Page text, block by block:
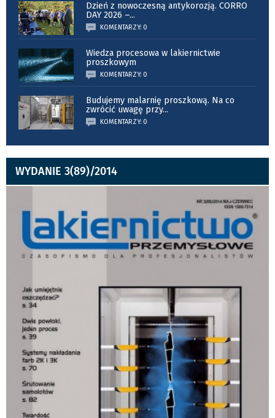
Dzień z nowoczesną antykorozją. CORRO
DAY 2026 –...
KOMENTARZY: 0
Wiedza procesowa w lakiernictwie
proszkowym
KOMENTARZY: 0
Budujemy malarnię proszkową. Na co
zwrócić uwagę przy...
KOMENTARZY: 0
WYDANIE 3(89)/2014